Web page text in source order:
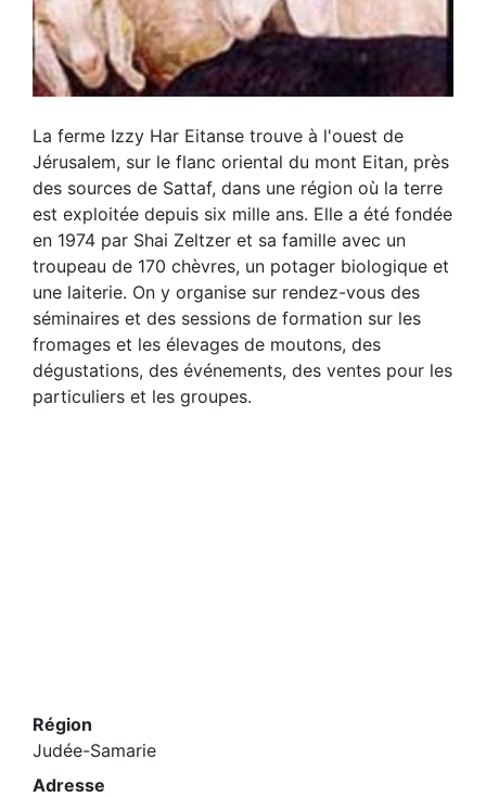
La ferme Izzy Har Eitanse trouve à l'ouest de
Jérusalem, sur le flanc oriental du mont Eitan, près
des sources de Sattaf, dans une région où la terre
est exploitée depuis six mille ans. Elle a été fondée
en 1974 par Shai Zeltzer et sa famille avec un
troupeau de 170 chèvres, un potager biologique et
une laiterie. On y organise sur rendez-vous des
séminaires et des sessions de formation sur les
fromages et les élevages de moutons, des
dégustations, des événements, des ventes pour les
particuliers et les groupes.
Région
Judée-Samarie
Adresse